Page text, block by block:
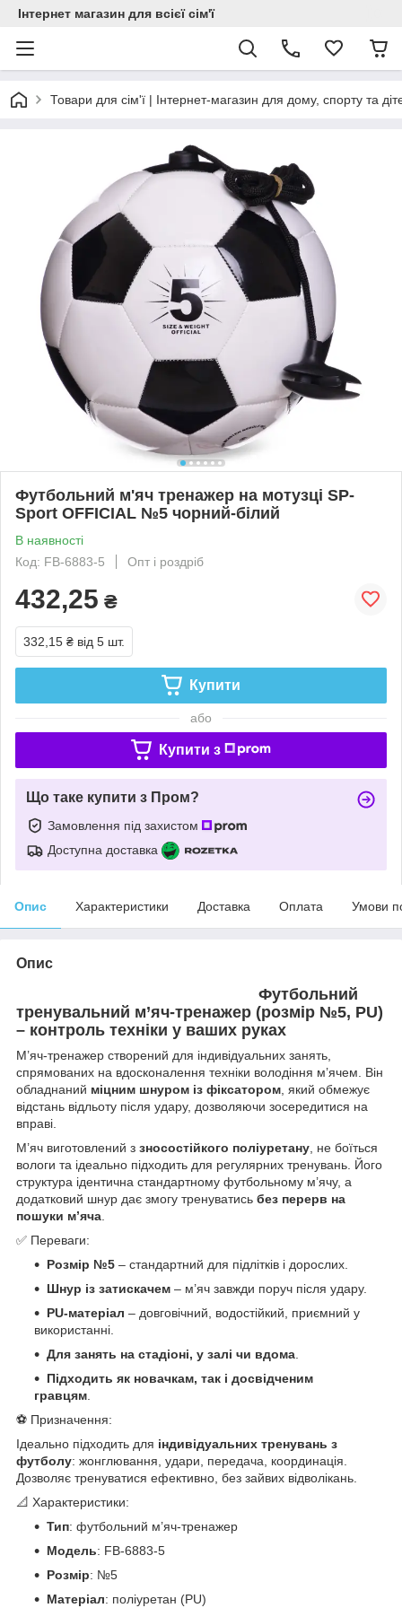
Інтернет магазин для всієї сім'ї
Товари для сім'ї | Інтернет-магазин для дому, спорту та
Футбольний м'яч тренажер на мотузці SP-
Sport OFFICIAL №5 чорний-білий
В наявності
Код: FB-6883-5
Опт і роздріб
432,25 ₴
332,15 ₴ від 5 шт.
Купити
або
Купити з
Що таке купити з Пром?
Замовлення під захистом
Доступна доставка
Опис Характеристики Доставка Оплата Умови
Опис
Футбольний
тренувальний м’яч-тренажер (розмір №5, PU)
– контроль техніки у ваших руках
М’яч-тренажер створений для індивідуальних занять,
спрямованих на вдосконалення техніки володіння м’ячем. Він
обладнаний міцним шнуром із фіксатором , який обмежує
відстань відльоту після удару, дозволяючи зосередитися на
вправі.
М’яч виготовлений з зносостійкого поліуретану , не боїться
вологи та ідеально підходить для регулярних тренувань. Його
структура ідентична стандартному футбольному м’ячу, а
додатковий шнур дає змогу тренуватись без перерв на
пошуки м’яча
✅ Переваги:
Розмір №5 – стандартний для підлітків і дорослих.
Шнур із затискачем – м’яч завжди поруч після удару.
PU-матеріал – довговічний, водостійкий, приємний у
використанні.
Для занять на стадіоні, у залі чи вдома
Підходить як новачкам, так і досвідченим
гравцям
⚽ Призначення:
Ідеально підходить для індивідуальних тренувань з
футболу: жонглювання, удари, передача, координація.
Дозволяє тренуватися ефективно, без зайвих відволікань.
📐 Характеристики:
Тип: футбольний м’яч-тренажер
Модель: FB-6883-5
Розмір: №5
Матеріал: поліуретан (PU)